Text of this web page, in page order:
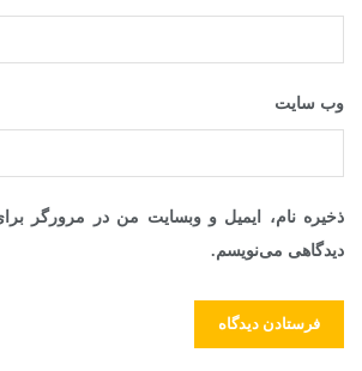
وب‌ سایت
ذخیره نام، ایمیل و وبسایت من در مرورگر
دیدگاهی می‌نویسم.